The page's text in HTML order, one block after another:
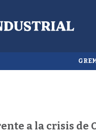
a la crisis de